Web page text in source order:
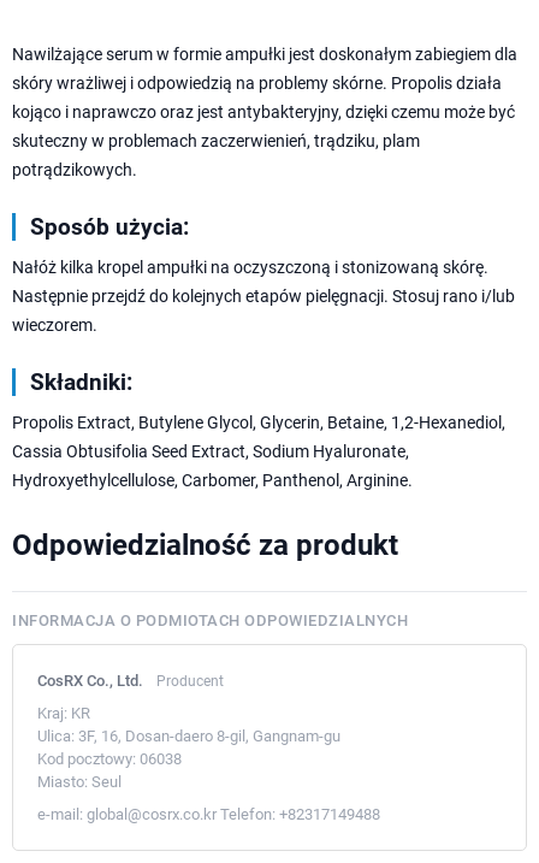
Nawilżające serum w formie ampułki jest doskonałym zabiegiem dla
skóry wrażliwej i odpowiedzią na problemy skórne. Propolis działa
kojąco i naprawczo oraz jest antybakteryjny, dzięki czemu może być
skuteczny w problemach zaczerwienień, trądziku, plam
potrądzikowych.
Sposób użycia:
Nałóż kilka kropel ampułki na oczyszczoną i stonizowaną skórę.
Następnie przejdź do kolejnych etapów pielęgnacji. Stosuj rano i/lub
wieczorem.
Składniki:
Propolis Extract, Butylene Glycol, Glycerin, Betaine, 1,2-Hexanediol,
Cassia Obtusifolia Seed Extract, Sodium Hyaluronate,
Hydroxyethylcellulose, Carbomer, Panthenol, Arginine.
Odpowiedzialność za produkt
INFORMACJA O PODMIOTACH ODPOWIEDZIALNYCH
CosRX Co., Ltd. Producent
Kraj: KR
Ulica: 3F, 16, Dosan-daero 8-gil, Gangnam-gu
Kod pocztowy: 06038
Miasto: Seul
e-mail: global@cosrx.co.kr Telefon: +82317149488